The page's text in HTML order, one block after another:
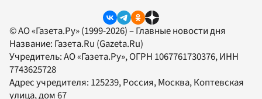
© АО «Газета.Ру» (1999-2026) – Главные новости дня
Название: Газета.Ru (Gazeta.Ru)
Учредитель:АО «Газета.Ру», ОГРН 1067761730376, ИНН
7743625728
Адрес учредителя: 125239, Россия, Москва, Коптевская
улица, дом 67